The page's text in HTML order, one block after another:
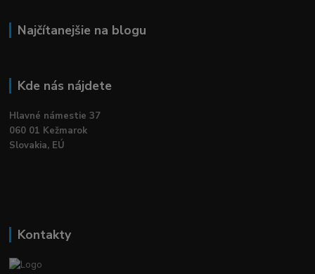
Najčítanejšie na blogu
Kde nás nájdete
Hlavné námestie 37
060 01 Kežmarok
Slovakia, EÚ
Kontakty